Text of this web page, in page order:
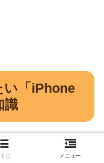
い「iPhone
識
い「iPhoneケース/
じ メニュー